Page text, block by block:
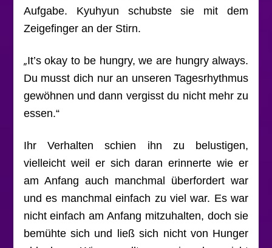
Aufgabe. Kyuhyun schubste sie mit dem
Zeigefinger an der Stirn.
„It’s okay to be hungry, we are hungry always.
Du musst dich nur an unseren Tagesrhythmus
gewöhnen und dann vergisst du nicht mehr zu
essen.“
Ihr Verhalten schien ihn zu belustigen,
vielleicht weil er sich daran erinnerte wie er
am Anfang auch manchmal überfordert war
und es manchmal einfach zu viel war. Es war
nicht einfach am Anfang mitzuhalten, doch sie
bemühte sich und ließ sich nicht von Hunger